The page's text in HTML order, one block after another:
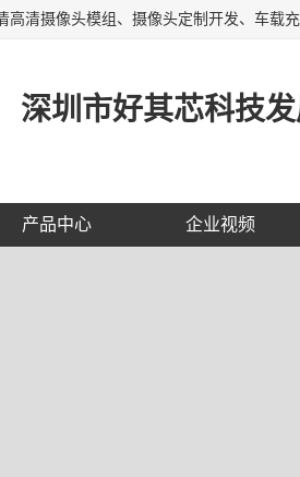
深圳市好其芯科技
产品中心 企业视频